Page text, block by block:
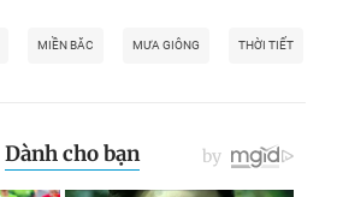
MIỀN BĂC MƯA GIÔNG THỜI TIẾT